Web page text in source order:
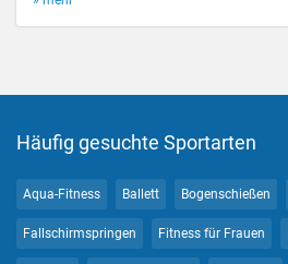
Häufig gesuchte Sportarten
Aqua-Fitness Ballett Bogenschießen
Fallschirmspringen Fitness für Frauen